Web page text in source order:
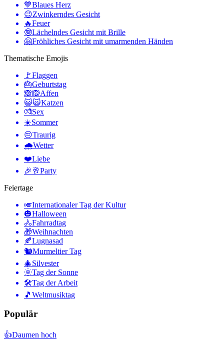
💙Blaues Herz
😉Zwinkerndes Gesicht
🔥Feuer
🤓Lächelndes Gesicht mit Brille
🤗Fröhliches Gesicht mit umarmenden Händen
Thematische Emojis
🚩Flaggen
🎂Geburtstag
🙈🙉Affen
😺🙀Katzen
💏Sex
☀️Sommer
😔Traurig
🌧Wetter
❤️Liebe
🎉🥂Party
Feiertage
🎺Internationaler Tag der Kultur
🎃Halloween
🚴Fahrradtag
🎁Weihnachten
🍂Lugnasad
🐿Murmeltier Tag
🎄Silvester
🌞Tag der Sonne
🛠Tag der Arbeit
🎵 Weltmusiktag
Populär
👍Daumen hoch